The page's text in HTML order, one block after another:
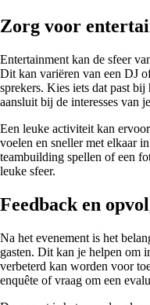
Zorg voor
Entertainment kan de sfeer
Dit kan variëren van een DJ
sprekers. Kies iets dat past
aansluit bij de interesses van
Een leuke activiteit kan
voelen en sneller met elkaar
teambuilding spellen of een
leuke sfeer.
Feedback en
Na het evenement is het
gasten. Dit kan je helpen om
verbeterd kan worden voor
enquête of vraag om een